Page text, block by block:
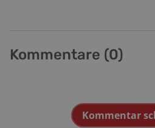
dem ein Wechselbad von
führen. Im Herzen des Bauges-
Strecke zunächst nach la
dieser Pass noch einmal auf
Tour in Faverges endet.
Kommentare (0)
Kommentar